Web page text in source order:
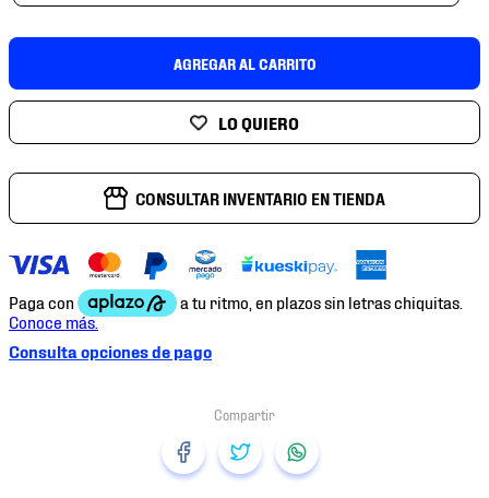
AGREGAR AL CARRITO
CONSULTAR INVENTARIO EN TIENDA
Consulta opciones de pago
10. tenis nike